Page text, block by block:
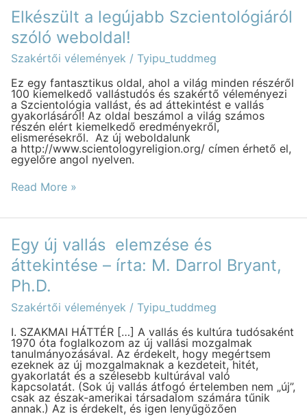
Elkészült a legújabb Szcientológiáról
szóló weboldal!
Szakértői vélemények / Tyipu_tuddmeg
Ez egy fantasztikus oldal, ahol a világ minden részéről
100 kiemelkedő vallástudós és szakértő véleményezi
a Szcientológia vallást, és ad áttekintést e vallás
gyakorlásáról! Az oldal beszámol a világ számos
részén elért kiemelkedő eredményekről,
elismerésekről. Az új weboldalunk
a http://www.scientologyreligion.org/ címen érhető el,
egyelőre angol nyelven.
Elkészült
a
legújabb
Szcientológiáról
szóló
weboldal!
Read More »
Egy új vallás elemzése és
áttekintése – írta: M. Darrol Bryant,
Ph.D.
Szakértői vélemények / Tyipu_tuddmeg
I. SZAKMAI HÁTTÉR […] A vallás és kultúra tudósaként
1970 óta foglalkozom az új vallási mozgalmak
tanulmányozásával. Az érdekelt, hogy megértsem
ezeknek az új mozgalmaknak a kezdeteit, hitét,
gyakorlatát és a szélesebb kultúrával való
kapcsolatát. (Sok új vallás átfogó értelemben nem „új”,
csak az észak-amerikai társadalom számára tűnik
annak.) Az is érdekelt, és igen lenyűgözően
Egy
új
vallás
elemzése
és
áttekintése
–
írta:
M.
Darrol
Bryant,
Ph.D.